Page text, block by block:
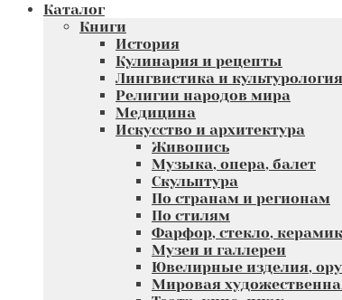
Каталог
Книги
История
Кулинария и рецепты
Лингвистика и культурология
Религии народов мира
Медицина
Искусство и архитектура
Живопись
Музыка, опера, балет
Скульптура
По странам и регионам
По стилям
Фарфор, стекло,
Музеи и галлереи
Ювелирные изделия,
Мировая